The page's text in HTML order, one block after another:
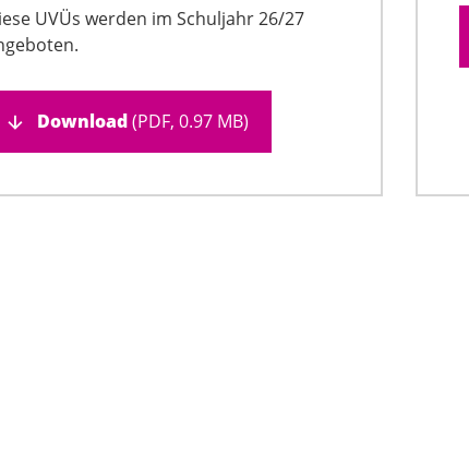
UVÜs werden im Schuljahr 26/27
Download (PDF, 0.97 MB)